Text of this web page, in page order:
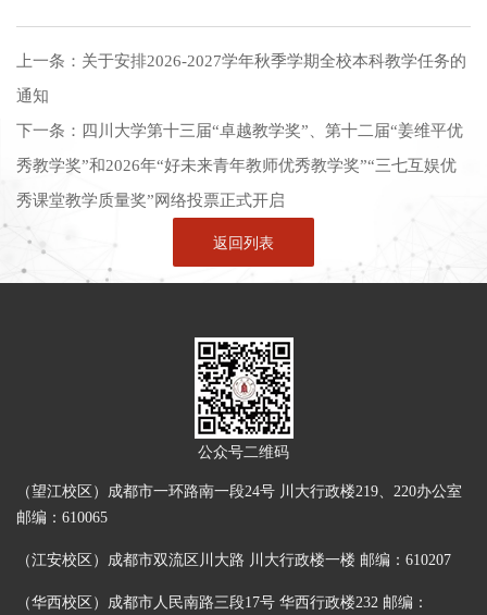
上一条： 关于安排2026-2027学年秋季学期全校本科教学任务的
通知
下一条： 四川大学第十三届“卓越教学奖”、第十二届“姜维平优
秀教学奖”和2026年“好未来青年教师优秀教学奖”“三七互娱优
秀课堂教学质量奖”网络投票正式开启
返回列表
公众号二维码
（望江校区）成都市一环路南一段24号 川大行政楼219、220办公室
邮编：610065
（江安校区）成都市双流区川大路 川大行政楼一楼 邮编：610207
（华西校区）成都市人民南路三段17号 华西行政楼232 邮编：